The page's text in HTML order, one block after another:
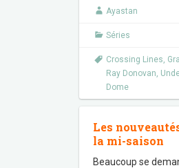
o
r
Ayastan
Séries
Crossing Lines,
Ray Donovan,
Dome
Les
la mi-saison
Beaucoup se